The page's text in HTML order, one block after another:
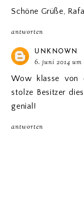
Schöne Grüße, Rafa
antworten
UNKNOWN
6. juni 2014 um
Wow klasse von
stolze Besitzer
genial!
antworten